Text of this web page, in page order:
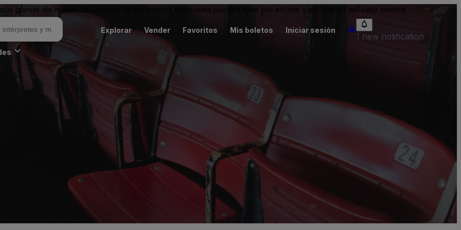
grande del mundo. Los precios de los boletos de reventa pueden estar por encima o por debajo del valor nominal.
Explorar Vender Favoritos Mis boletos Iniciar sesión
1 new notification